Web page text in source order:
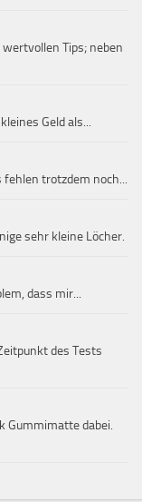
Tips; neben
Geld als...
fehlen trotzdem noch...
sehr kleine Löcher.
dass mir...
des Tests
Gummimatte dabei.